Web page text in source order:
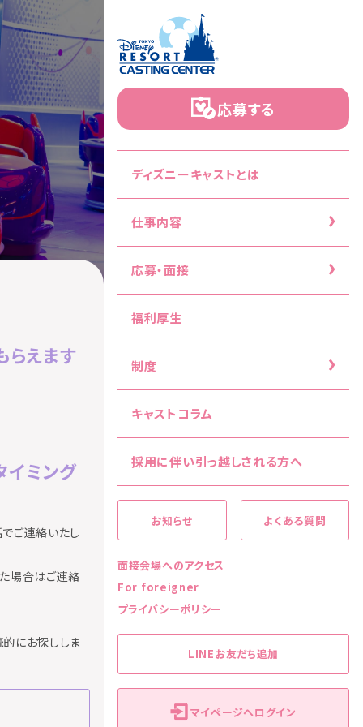
応募する
ディズニーキャストとは
仕事内容
応募・面接
福利厚生
制度
キャストコラム
採用に伴い引っ越しされる方へ
お知らせ よくある質問
面接会場へのアクセス
For foreigner
プライバシーポリシー
LINEお友だち追加
マイページへログイン
らえます
イミング
ご連絡いたし
場合はご連絡
にお探ししま